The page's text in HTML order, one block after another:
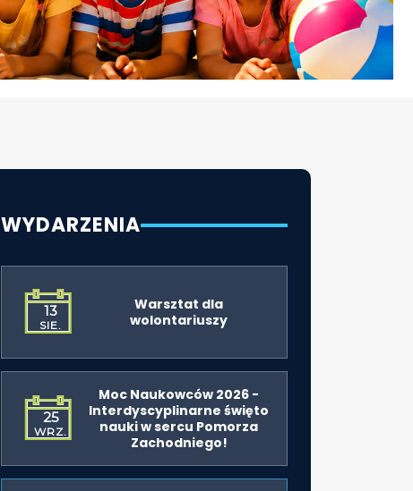
WYDARZENIA
13
SIE.
Warsztat dla
wolontariuszy
25
WRZ.
Moc Naukowców 2026 -
Interdyscyplinarne święto
nauki w sercu Pomorza
Zachodniego!